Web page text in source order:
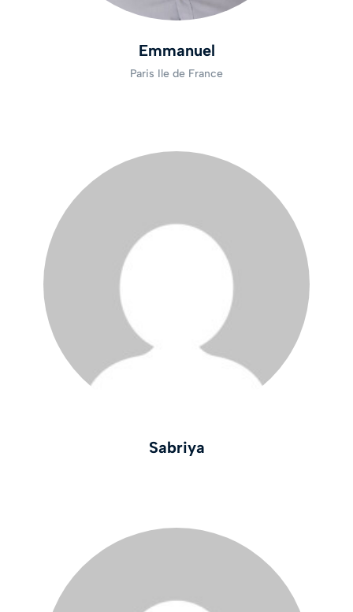
Emmanuel
Paris Ile de France
Sabriya